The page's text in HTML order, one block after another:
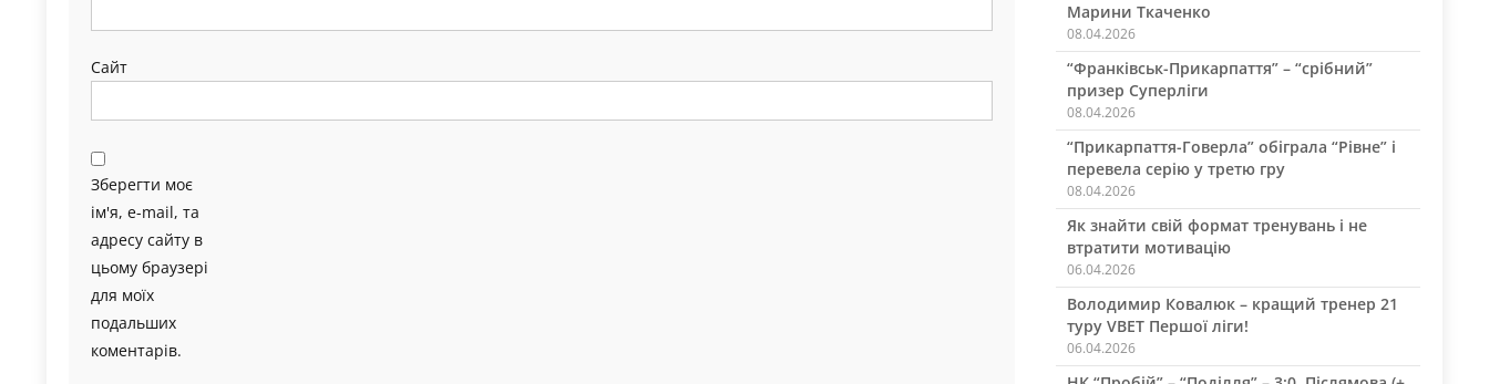
Сайт
Зберегти моє
ім'я, e-mail, та
адресу сайту в
цьому браузері
для моїх
подальших
коментарів.
Марини Ткаченко
08.04.2026
“Франківськ-Прикарпаття” – “срібний”
призер Суперліги
08.04.2026
“Прикарпаття-Говерла” обіграла “Рівне” і
перевела серію у третю гру
08.04.2026
Як знайти свій формат тренувань і не
втратити мотивацію
06.04.2026
Володимир Ковалюк – кращий тренер 21
туру VBET Першої ліги!
06.04.2026